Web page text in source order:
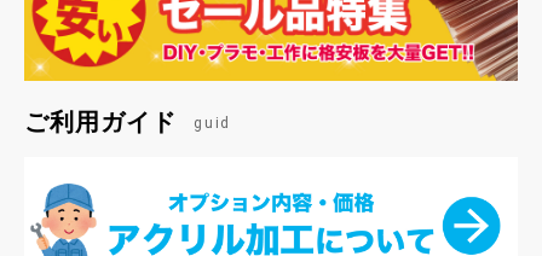
ご利用ガイド guid